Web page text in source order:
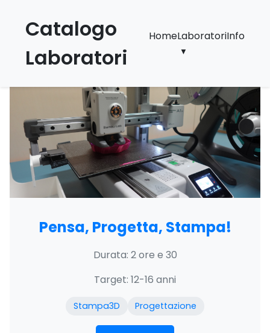
Catalogo
Laboratori
HomeLaboratori
▼
Info
Pensa, Progetta, Stampa!
Durata: 2 ore e 30
Target: 12-16 anni
Stampa3D Progettazione